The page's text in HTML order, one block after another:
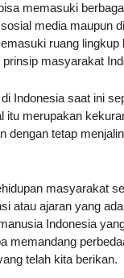
memasuki
media maupun
ruang
masyarakat
Indonesia saat ini
itu merupakan
dengan tetap
masyarakat
atau ajaran yang
Indonesia
memandang
telah kita berikan.